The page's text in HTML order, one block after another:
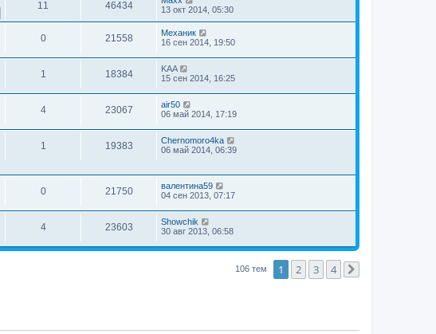
11 46434
13 окт 2014, 05:30
0 21558
Механик
16 сен 2014, 19:50
1 18384
KAA
15 сен 2014, 16:25
4 23067
air50
06 май 2014, 17:19
1 19383
Chernomoro4ka
06 май 2014, 06:39
0 21750
валентина59
04 сен 2013, 07:17
4 23603
Showchik
30 авг 2013, 06:58
106 тем 1 2 3 4